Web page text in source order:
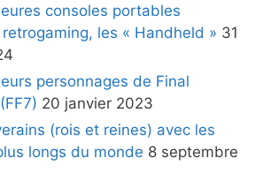
consoles portables
retrogaming, les « Handheld » 31
personnages de Final
20 janvier 2023
(rois et reines) avec les
longs du monde 8 septembre